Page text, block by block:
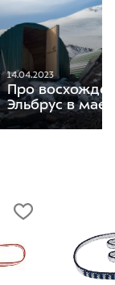
14.04.2023
Про
Эльбрус в мае